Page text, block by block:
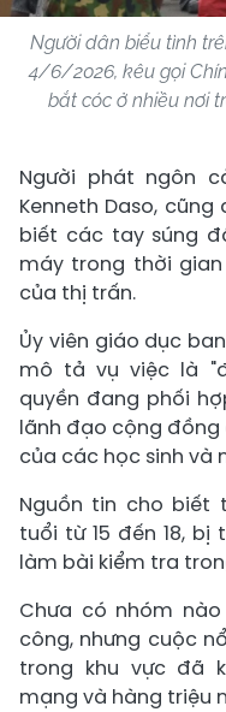
Người dân biểu tình
4/6/2026, kêu gọi
bắt cóc ở nhiều nơi
Người phát ngôn
Kenneth Daso,
biết các tay súng
máy trong thời
của thị trấn.
Ủy viên giáo dục
mô tả vụ việc là
quyền đang phối
lãnh đạo cộng
của các học sinh và
Nguồn tin cho biết
tuổi từ 15 đến 18,
làm bài kiểm tra
Chưa có nhóm
công, nhưng cuộc
trong khu vực đã
mạng và hàng triệu